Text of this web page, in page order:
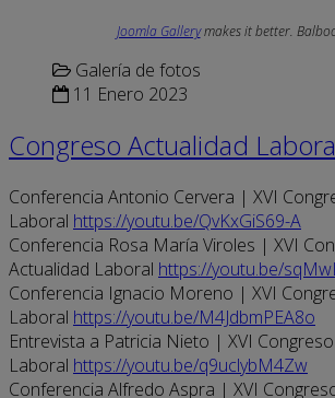
Joomla Gallerymakes it better.
Galería de fotos
11 Enero 2023
Congreso Actualidad
Conferencia Antonio Cervera | XVI
Laboral https://youtu.be/QvKxGiS69-A
Conferencia Rosa María Viroles | XVI
Actualidad Laboral https://youtu.be/
Conferencia Ignacio Moreno | XVI
Laboral https://youtu.be/M4JdbmPEA8o
Entrevista a Patricia Nieto | XVI
Laboral https://youtu.be/q9uclybM4Zw
Conferencia Alfredo Aspra | XVI